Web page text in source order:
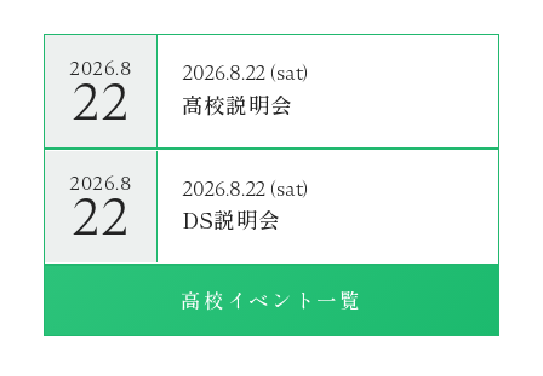
2026.8
22 2026.8.22 (sat)
高校説明会
2026.8
22 2026.8.22 (sat)
DS説明会
高校イベント一覧